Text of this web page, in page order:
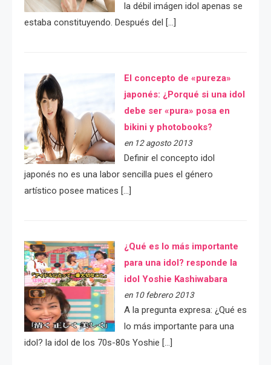
la débil imágen idol apenas se
estaba constituyendo. Después del […]
El concepto de «pureza»
japonés: ¿Porqué si una idol
debe ser «pura» posa en
bikini y photobooks?
en 12 agosto 2013
Definir el concepto idol
japonés no es una labor sencilla pues el género
artístico posee matices […]
¿Qué es lo más importante
para una idol? responde la
idol Yoshie Kashiwabara
en 10 febrero 2013
A la pregunta expresa: ¿Qué es
lo más importante para una
idol? la idol de los 70s-80s Yoshie […]